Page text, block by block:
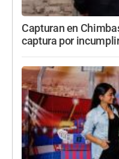
Capturan en
captura por